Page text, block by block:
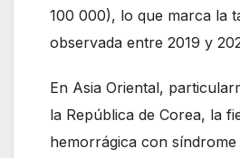
100 000), lo que marca la
observada entre 2019 y
En Asia Oriental,
la República de Corea, la
hemorrágica con